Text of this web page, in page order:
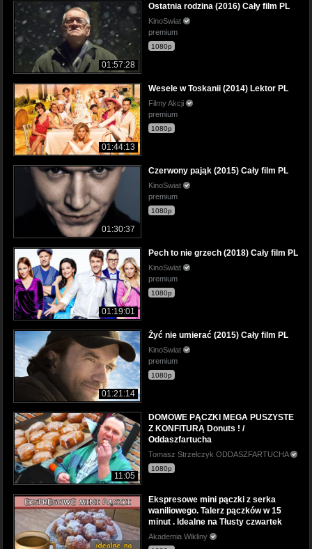
01:57:28
Ostatnia rodzina (2016) Cały film PL
KinoSwiat
premium
1080p
01:44:13
Wesele w Toskanii (2014) Lektor PL
Filmy Akcji
premium
1080p
01:30:37
Czerwony pająk (2015) Cały film PL
KinoSwiat
premium
1080p
01:19:01
Pech to nie grzech (2018) Cały film PL
KinoSwiat
premium
1080p
01:21:14
Żyć nie umierać (2015) Cały film PL
KinoSwiat
premium
1080p
11:05
DOMOWE PĄCZKI MEGA PUSZYSTE
Z KONFITURĄ Donuts ! /
Oddaszfartucha
Tomasz Strzelczyk ODDASZFARTUCHA
1080p
Ekspresowe mini pączki z serka
waniliowego. Talerz pączków w 15
minut . Idealne na Tłusty czwartek
Akademia Wikliny